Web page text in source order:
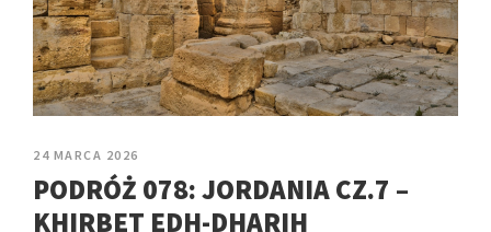
24 MARCA 2026
PODRÓŻ 078: JORDANIA CZ.7 –
KHIRBET EDH-DHARIH